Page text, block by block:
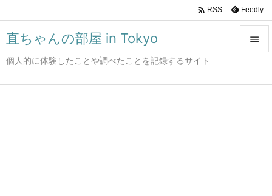
直ちゃんの部屋 in Tokyo
個人的に体験したことや調べたことを記録するサイト

 RSS Feedly